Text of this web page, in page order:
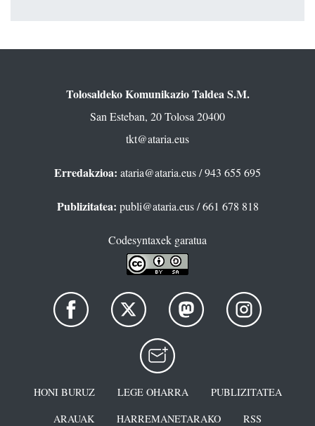
Tolosaldeko Komunikazio Taldea S.M.
San Esteban, 20 Tolosa 20400
tkt@ataria.eus
Erredakzioa: ataria@ataria.eus/ 943 655 695
Publizitatea: publi@ataria.eus/ 661 678 818
Codesyntaxek garatua
HONI BURUZ LEGE OHARRA
PUBLIZITATEA
ARAUAK
HARREMANETARAKO RSS